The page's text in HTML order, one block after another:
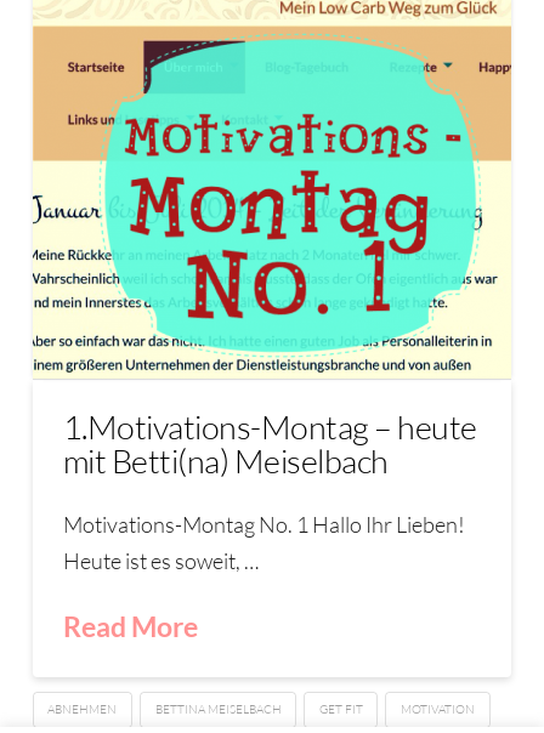
1.Motivations-Montag – heute
mit Betti(na) Meiselbach
Motivations-Montag No. 1 Hallo Ihr Lieben!
Heute ist es soweit, …
Read More
ABNEHMEN BETTINA MEISELBACH GET FIT MOTIVATION